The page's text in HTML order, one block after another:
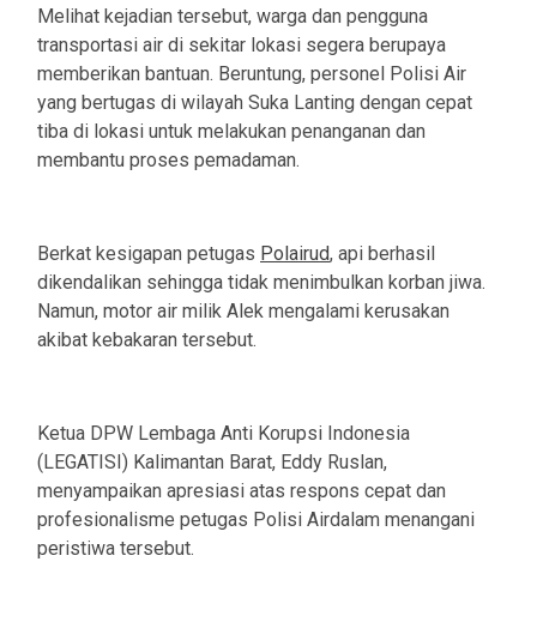
‎Melihat kejadian tersebut, warga dan pengguna
transportasi air di sekitar lokasi segera berupaya
memberikan bantuan. Beruntung, personel Polisi Air
yang bertugas di wilayah Suka Lanting dengan cepat
tiba di lokasi untuk melakukan penanganan dan
membantu proses pemadaman.
‎Berkat kesigapan petugas Polairud, api berhasil
dikendalikan sehingga tidak menimbulkan korban jiwa.
Namun, motor air milik Alek mengalami kerusakan
akibat kebakaran tersebut.
‎Ketua DPW Lembaga Anti Korupsi Indonesia
(LEGATISI) Kalimantan Barat, Eddy Ruslan,
menyampaikan apresiasi atas respons cepat dan
profesionalisme petugas Polisi Airdalam menangani
peristiwa tersebut.